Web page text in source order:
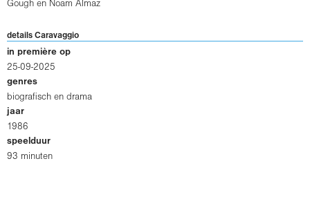
Gough en Noam Almaz
details Caravaggio
in première op
25-09-2025
genres
biografisch en drama
jaar
1986
speelduur
93 minuten